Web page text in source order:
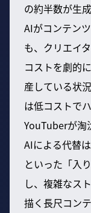
の約半数が生
AIがコンテン
も、クリエイ
コストを劇的
産している状
は低コストで
YouTuberが淘
AIによる代替
といった「入
し、複雑なス
描く長尺コン